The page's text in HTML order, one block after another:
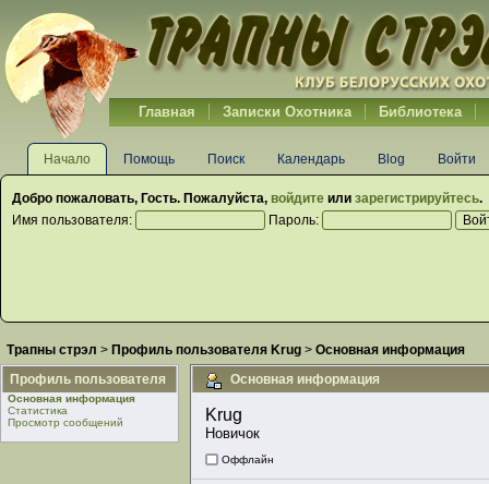
Главная Записки Охотника Библиотека
Начало Помощь Поиск Календарь Blog Войти
Добро пожаловать, Гость. Пожалуйста, войдите или зарегистрируйтесь.
Имя пользователя:
Пароль:
Трапны стрэл > Профиль пользователя Krug > Основная информация
Профиль пользователя
Основная информация
Статистика
Просмотр сообщений
Основная информация
Krug
Новичок
Оффлайн